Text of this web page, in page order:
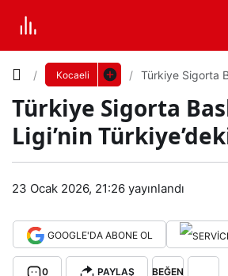
Kocaeli
Türkiye Sigorta
Türkiye Sigorta
Ligi’nin
23 Ocak 2026, 21:26 yayınlandı
GOOGLE'DA ABONE OL
0 PAYLAŞ BEĞEN
Tür
Sigo
Yazı
Boyutunu
Ayarla
Küçük 100%